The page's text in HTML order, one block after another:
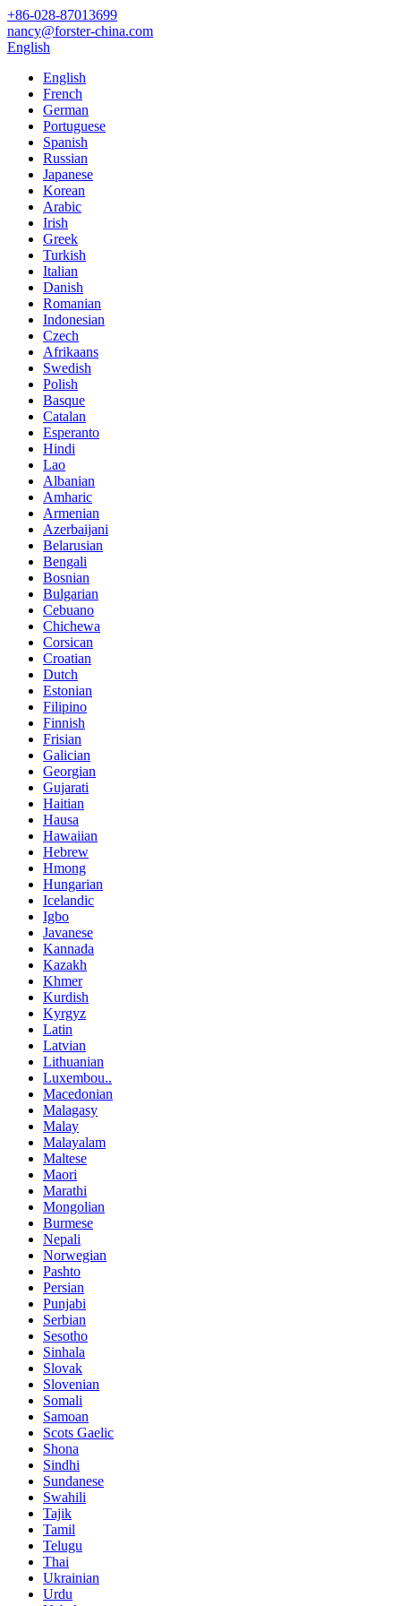
+86-028-87013699
nancy@forster-china.com
English
English
French
German
Portuguese
Spanish
Russian
Japanese
Korean
Arabic
Irish
Greek
Turkish
Italian
Danish
Romanian
Indonesian
Czech
Afrikaans
Swedish
Polish
Basque
Catalan
Esperanto
Hindi
Lao
Albanian
Amharic
Armenian
Azerbaijani
Belarusian
Bengali
Bosnian
Bulgarian
Cebuano
Chichewa
Corsican
Croatian
Dutch
Estonian
Filipino
Finnish
Frisian
Galician
Georgian
Gujarati
Haitian
Hausa
Hawaiian
Hebrew
Hmong
Hungarian
Icelandic
Igbo
Javanese
Kannada
Kazakh
Khmer
Kurdish
Kyrgyz
Latin
Latvian
Lithuanian
Luxembou..
Macedonian
Malagasy
Malay
Malayalam
Maltese
Maori
Marathi
Mongolian
Burmese
Nepali
Norwegian
Pashto
Persian
Punjabi
Serbian
Sesotho
Sinhala
Slovak
Slovenian
Somali
Samoan
Scots Gaelic
Shona
Sindhi
Sundanese
Swahili
Tajik
Tamil
Telugu
Thai
Ukrainian
Urdu